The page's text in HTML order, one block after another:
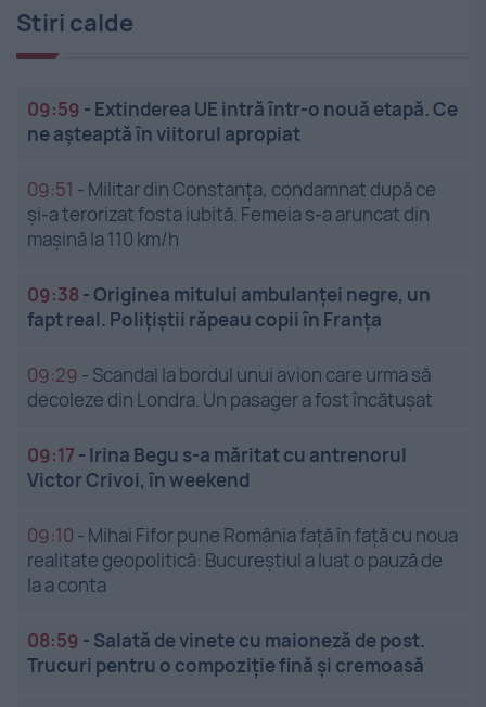
Stiri calde
09:59 - Extinderea UE intră într-o nouă etapă. Ce
ne așteaptă în viitorul apropiat
09:51 - Militar din Constanța, condamnat după ce
și-a terorizat fosta iubită. Femeia s-a aruncat din
mașină la 110 km/h
09:38 -Originea mitului ambulanței negre, un
fapt real. Polițiștii răpeau copii în Franța
09:29 - Scandal la bordul unui avion care urma să
decoleze din Londra. Un pasager a fost încătușat
09:17 - Irina Begu s-a măritat cu antrenorul
Victor Crivoi, în weekend
09:10 - Mihai Fifor pune România față în față cu noua
realitate geopolitică: Bucureștiul a luat o pauză de
la a conta
08:59 - Salată de vinete cu maioneză de post.
Trucuri pentru o compoziție fină și cremoasă